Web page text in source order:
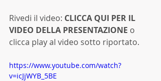
Rivedi il video: CLICCA QUI PER IL
VIDEO DELLA PRESENTAZIONE o
clicca play al video sotto riportato.
https://www.youtube.com/watch?
v=icJjWYB_5BE